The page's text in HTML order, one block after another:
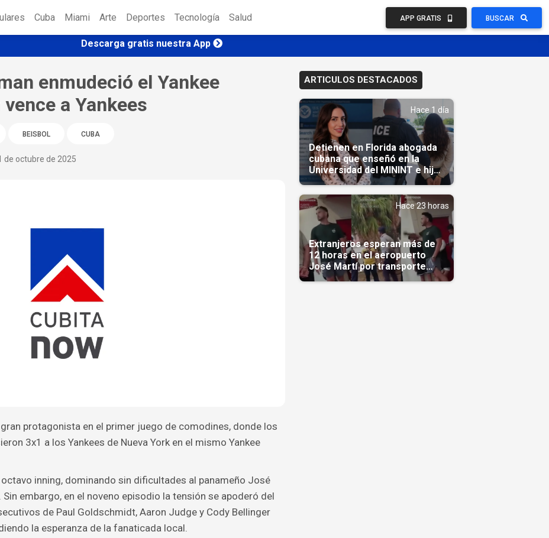
Cuba Miami Arte Deportes Tecnología Salud APP GRATIS BUSCAR
Descarga gratis nuestra App
enmudeció el Yankee
a Yankees
BEISBOL CUBA
de octubre de 2025
protagonista en el primer juego de comodines, donde los
3x1 a los Yankees de Nueva York en el mismo Yankee
inning, dominando sin dificultades al panameño José
embargo, en el noveno episodio la tensión se apoderó del
de Paul Goldschmidt, Aaron Judge y Cody Bellinger
la esperanza de la fanaticada local.
ARTICULOS DESTACADOS
Hace 1 día
Detienen en Florida abogada
cubana que enseñó en la
Universidad del MININT e hija
de diplomático cubano
Hace 23 horas
Extranjeros esperan más de
12 horas en el aeropuerto
José Martí por transporte
reservado semanas